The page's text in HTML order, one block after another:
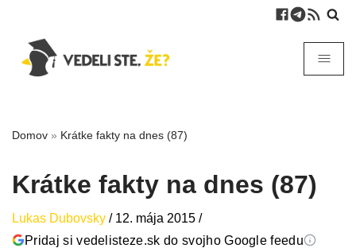
Domov » Krátke fakty na dnes (87)
Krátke fakty na dnes (87)
Lukas Dubovsky / 12. mája 2015 /
Pridaj si vedelisteze.sk do svojho Google feedu